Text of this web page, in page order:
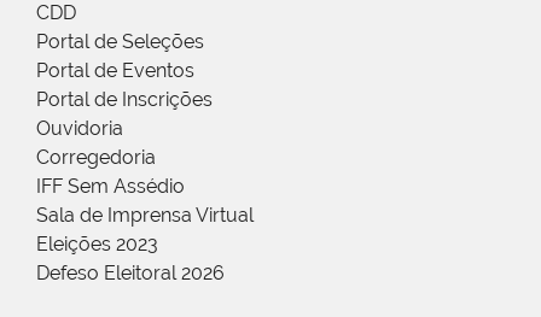
CDD
Portal de Seleções
Portal de Eventos
Portal de Inscrições
Ouvidoria
Corregedoria
IFF Sem Assédio
Sala de Imprensa Virtual
Eleições 2023
Defeso Eleitoral 2026